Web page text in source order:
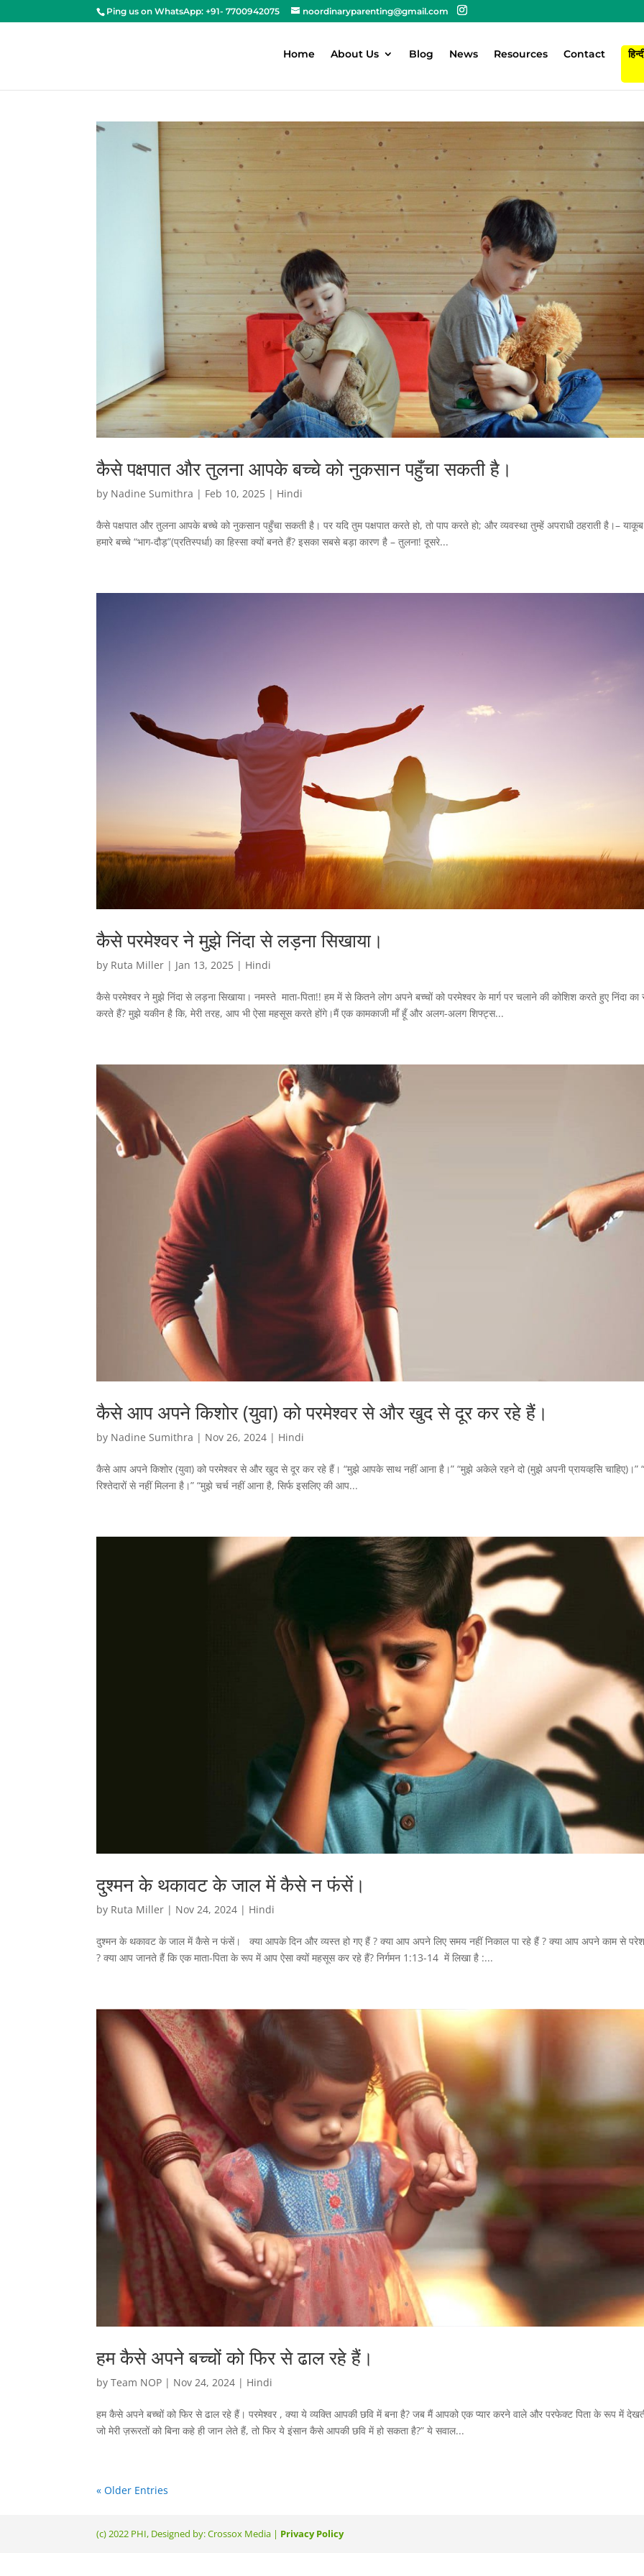
Ping us on WhatsApp: +91- 7700942075 noordinaryparenting@gmail.com
Home About Us Blog News Resources Contact
कैसे पक्षपात और तुलना आपके बच्चे को नुकसान पहुँचा सकती है।
by Nadine Sumithra | Feb 10, 2025 | Hindi
कैसे पक्षपात और तुलना आपके बच्चे को नुकसान पहुँचा सकती है। पर यदि तुम पक्षपात करते हो, तो पाप करते हो; और व्यवस्था तुम्हें अपराधी ठहराती है।–
हमारे बच्चे “भाग-दौड़”(प्रतिस्पर्धा) का हिस्सा क्यों बनते हैं? इसका सबसे बड़ा कारण है – तुलना! दूसरे...
कैसे परमेश्वर ने मुझे निंदा से लड़ना सिखाया।
by Ruta Miller | Jan 13, 2025 | Hindi
कैसे परमेश्वर ने मुझे निंदा से लड़ना सिखाया। नमस्ते माता-पिता!! हम में से कितने लोग अपने बच्चों को परमेश्वर के मार्ग पर चलाने की कोशिश करते हुए निंदा का
करते हैं? मुझे यकीन है कि, मेरी तरह, आप भी ऐसा महसूस करते होंगे।मैं एक कामकाजी माँ हूँ और अलग-अलग शिफ्ट्स...
कैसे आप अपने किशोर (युवा) को परमेश्वर से और खुद से दूर कर रहे हैं।
by Nadine Sumithra | Nov 26, 2024 | Hindi
कैसे आप अपने किशोर (युवा) को परमेश्वर से और खुद से दूर कर रहे हैं। “मुझे आपके साथ नहीं आना है।” “मुझे अकेले रहने दो (मुझे अपनी प्रायव्हसि चाहिए)।”
रिश्तेदारों से नहीं मिलना है।” “मुझे चर्च नहीं आना है, सिर्फ इसलिए की आप...
दुश्मन के थकावट के जाल में कैसे न फंसें।
by Ruta Miller | Nov 24, 2024 | Hindi
दुश्मन के थकावट के जाल में कैसे न फंसें। क्या आपके दिन और व्यस्त हो गए हैं ? क्या आप अपने लिए समय नहीं निकाल पा रहे हैं ? क्या आप अपने काम से
? क्या आप जानते हैं कि एक माता-पिता के रूप में आप ऐसा क्यों महसूस कर रहे हैं? निर्गमन 1:13-14 में लिखा है :...
हम कैसे अपने बच्चों को फिर से ढाल रहे हैं।
byTeam NOP | Nov 24, 2024 | Hindi
हम कैसे अपने बच्चों को फिर से ढाल रहे हैं। परमेश्वर , क्या ये व्यक्ति आपकी छवि में बना है? जब मैं आपको एक प्यार करने वाले और परफेक्ट पिता के रूप में
जो मेरी ज़रूरतों को बिना कहे ही जान लेते हैं, तो फिर ये इंसान कैसे आपकी छवि में हो सकता है?” ये सवाल...
« Older Entries
(c) 2022 PHI, Designed by: Crossox Media | Privacy Policy